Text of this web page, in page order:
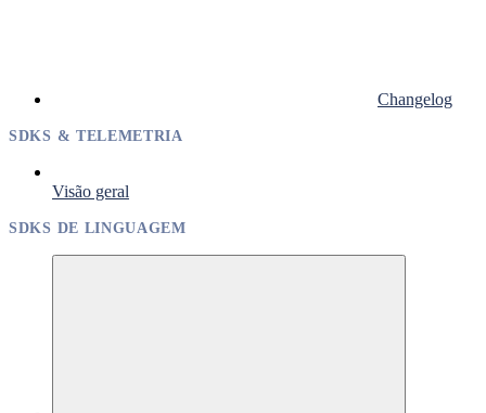
Changelog
SDKS & TELEMETRIA
Visão geral
SDKS DE LINGUAGEM